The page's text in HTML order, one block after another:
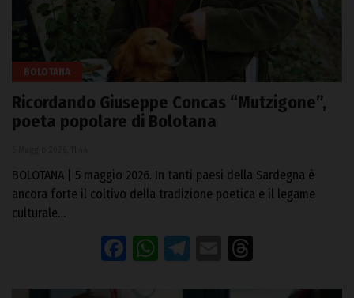
BOLOTANA
Ricordando Giuseppe Concas “Mutzigone”,
poeta popolare di Bolotana
BOLOTANA | 5 maggio 2026. In tanti paesi della Sardegna è
ancora forte il coltivo della tradizione poetica e il legame
culturale…
Facebook
WhatsApp
Telegram
Email